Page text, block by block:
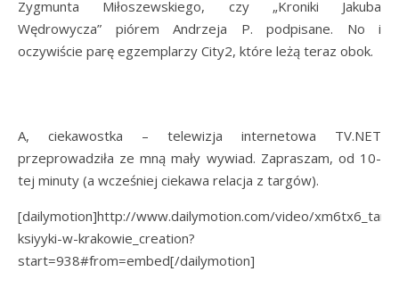
Zygmunta Miłoszewskiego, czy „Kroniki Jakuba
Wędrowycza” piórem Andrzeja P. podpisane. No i
oczywiście parę egzemplarzy City2, które leżą teraz obok.
A, ciekawostka – telewizja internetowa TV.NET
przeprowadziła ze mną mały wywiad. Zapraszam, od 10-
tej minuty (a wcześniej ciekawa relacja z targów).
[dailymotion]http://www.dailymotion.com/video/
ksiyyki-w-krakowie_creation?
start=938#from=embed[/dailymotion]